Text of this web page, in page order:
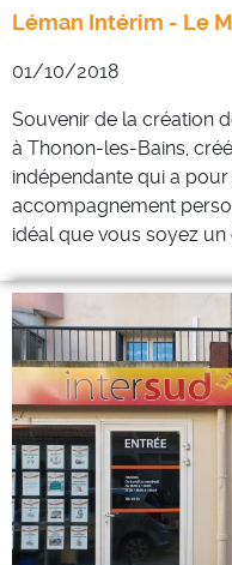
Léman Intérim - Le
01/10/2018
Souvenir de la création
à Thonon-les-Bains,
indépendante qui a
accompagnement
idéal que vous soyez